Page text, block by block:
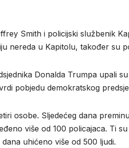
Smith i policijski službenik
nereda u Kapitolu, također su
Donalda Trumpa upali
pobjedu demokratskog
osobe. Sljedećeg dana
više od 100 policajaca. Ti
uhićeno više od 500 ljudi.